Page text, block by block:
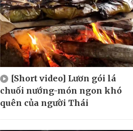
[Short video] Lươn gói lá
chuối nướng-món ngon khó
quên của người Thái